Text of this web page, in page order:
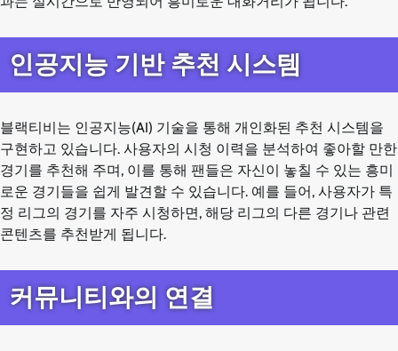
인공지능 기반 추천 시스템
블랙티비는 인공지능(AI) 기술을 통해 개인화된 추천 시스템을
구현하고 있습니다. 사용자의 시청 이력을 분석하여 좋아할 만한
경기를 추천해 주며, 이를 통해 팬들은 자신이 놓칠 수 있는 흥미
로운 경기들을 쉽게 발견할 수 있습니다. 예를 들어, 사용자가 특
정 리그의 경기를 자주 시청하면, 해당 리그의 다른 경기나 관련
콘텐츠를 추천받게 됩니다.
커뮤니티와의 연결